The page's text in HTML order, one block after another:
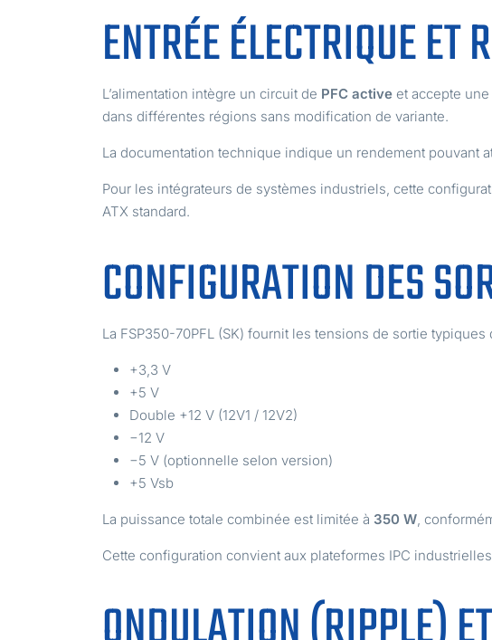
ENTRÉE ÉLECTRIQUE ET
L’alimentation intègre un circuit de PFC active et accepte
dans différentes régions sans modification de variante.
La documentation technique indique un rendement pouvant
Pour les intégrateurs de systèmes industriels, cette
ATX standard.
CONFIGURATION DES
La FSP350-70PFL (SK) fournit les tensions de sortie typiques
+3,3 V
+5 V
Double +12 V (12V1 / 12V2)
−12 V
−5 V (optionnelle selon version)
+5 Vsb
La puissance totale combinée est limitée à 350 W ,
Cette configuration convient aux plateformes IPC